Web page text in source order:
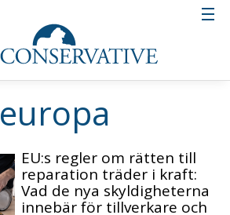
europa
EU:s regler om rätten till
reparation träder i kraft:
Vad de nya skyldigheterna
innebär för tillverkare och